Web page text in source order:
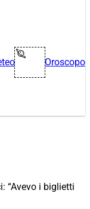
Oroscopo
“Avevo i biglietti